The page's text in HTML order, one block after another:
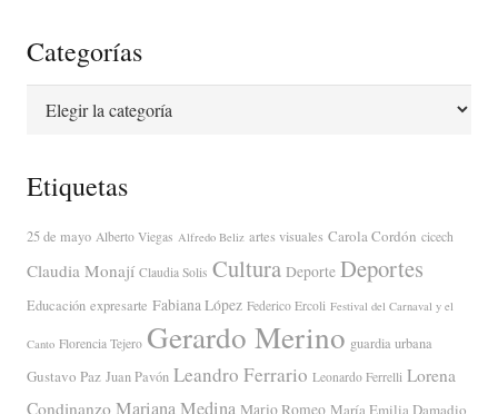
Categorías
Etiquetas
25 de mayo Alberto Viegas Alfredo Beliz artes visuales Carola Cordón cicech
Claudia Monají Claudia Solis Cultura Deporte Deportes
Educación expresarte Fabiana López Federico Ercoli Festival del Carnaval y el
Canto Florencia Tejero Gerardo Merino guardia urbana
Gustavo Paz Juan Pavón Leandro Ferrario Leonardo Ferrelli Lorena
Condinanzo Mariana Medina Mario Romeo María Emilia Damadio